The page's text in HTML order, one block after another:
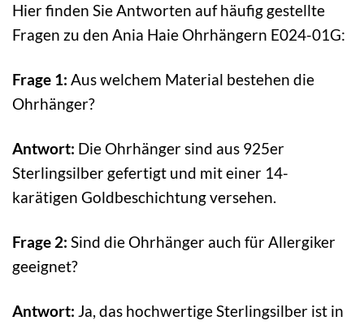
Hier finden Sie Antworten auf häufig gestellte
Fragen zu den Ania Haie Ohrhängern E024-01G:
Frage 1: Aus welchem Material bestehen die
Ohrhänger?
Antwort: Die Ohrhänger sind aus 925er
Sterlingsilber gefertigt und mit einer 14-
karätigen Goldbeschichtung versehen.
Frage 2: Sind die Ohrhänger auch für Allergiker
geeignet?
Antwort: Ja, das hochwertige Sterlingsilber ist in